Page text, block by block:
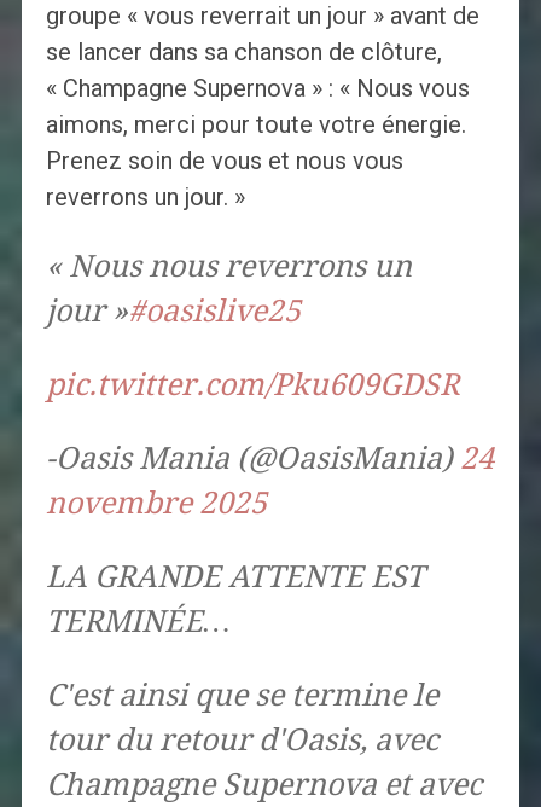
groupe « vous reverrait un jour » avant de
se lancer dans sa chanson de clôture,
« Champagne Supernova » : « Nous vous
aimons, merci pour toute votre énergie.
Prenez soin de vous et nous vous
reverrons un jour. »
« Nous nous reverrons un
jour »#oasislive25
pic.twitter.com/Pku609GDSR
-Oasis Mania (@OasisMania) 24
novembre 2025
LA GRANDE ATTENTE EST
TERMINÉE…
C'est ainsi que se termine le
tour du retour d'Oasis, avec
Champagne Supernova et avec